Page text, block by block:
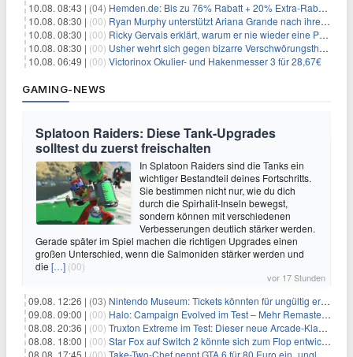
10.08. 08:43 | (04) Hemden.de: Bis zu 76% Rabatt + 20% Extra-Rabatt auf ALLE Hemden
10.08. 08:30 | (00) Ryan Murphy unterstützt Ariana Grande nach ihrem Ausstieg bei 'American Horror Story'
10.08. 08:30 | (00) Ricky Gervais erklärt, warum er nie wieder eine Preisverleihung moderieren will
10.08. 08:30 | (00) Usher wehrt sich gegen bizarre Verschwörungstheorie über angeblichen 'Klon'
10.08. 06:49 | (00) Victorinox Okulier- und Hakenmesser 3 für 28,67€
GAMING-NEWS
Splatoon Raiders: Diese Tank-Upgrades
solltest du zuerst freischalten
In Splatoon Raiders sind die Tanks ein
wichtiger Bestandteil deines Fortschritts.
Sie bestimmen nicht nur, wie du dich
durch die Spirhalit-Inseln bewegst,
sondern können mit verschiedenen
Verbesserungen deutlich stärker werden.
Gerade später im Spiel machen die richtigen Upgrades einen
großen Unterschied, wenn die Salmoniden stärker werden und
die […] (00)
vor 17 Stunden
09.08. 12:26 | (03) Nintendo Museum: Tickets könnten für ungültig erklärt werden!
09.08. 09:00 | (00) Halo: Campaign Evolved im Test – Mehr Remaster als Remake
08.08. 20:36 | (00) Truxton Extreme im Test: Dieser neue Arcade-Klassiker verzeiht dir gar nichts
08.08. 18:00 | (00) Star Fox auf Switch 2 könnte sich zum Flop entwickeln